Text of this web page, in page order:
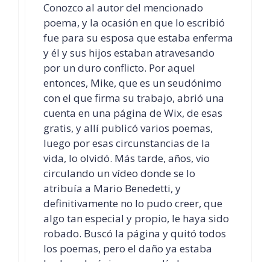
Conozco al autor del mencionado
poema, y la ocasión en que lo escribió
fue para su esposa que estaba enferma
y él y sus hijos estaban atravesando
por un duro conflicto. Por aquel
entonces, Mike, que es un seudónimo
con el que firma su trabajo, abrió una
cuenta en una página de Wix, de esas
gratis, y allí publicó varios poemas,
luego por esas circunstancias de la
vida, lo olvidó. Más tarde, años, vio
circulando un vídeo donde se lo
atribuía a Mario Benedetti, y
definitivamente no lo pudo creer, que
algo tan especial y propio, le haya sido
robado. Buscó la página y quitó todos
los poemas, pero el daño ya estaba